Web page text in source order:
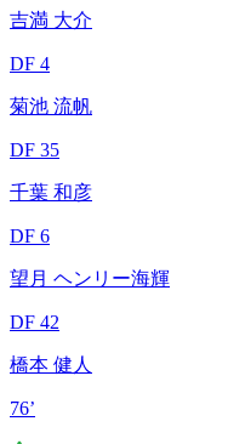
吉満 大介
DF 4
菊池 流帆
DF 35
千葉 和彦
DF 6
望月 ヘンリー海輝
DF 42
橋本 健人
76’